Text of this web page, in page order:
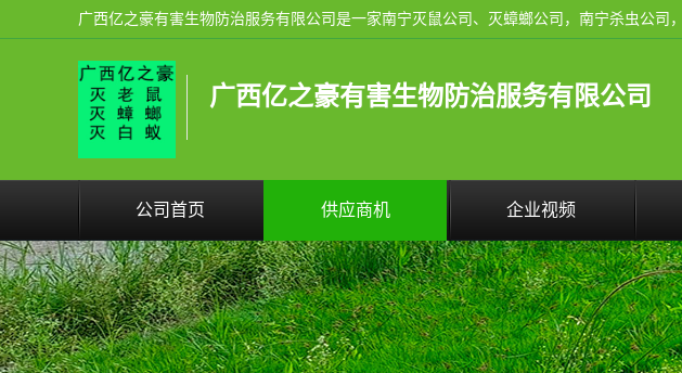
广西亿之豪有害生物防治服务有限公司
公司首页 供应商机 企业视频